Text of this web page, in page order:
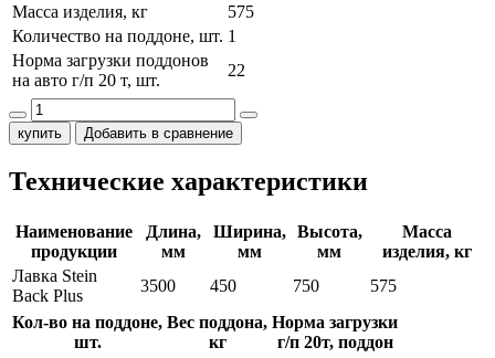
Масса изделия, кг
575
Количество на поддоне, шт. 1
Норма загрузки поддонов
на авто г/п 20 т, шт.
22
купить Добавить в сравнение
Технические характеристики
Наименование
продукции
Длина,
мм
Ширина,
мм
Высота,
мм
Масса
изделия, кг
Лавка Stein
Back Plus
3500 450 750
575
Кол-во на поддоне,
шт.
Вес поддона,
кг
Норма загрузки
г/п 20т, поддон